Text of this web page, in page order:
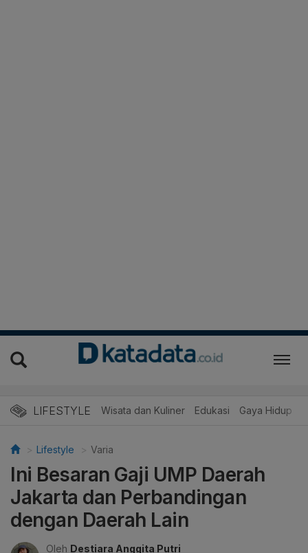
LIFESTYLE Wisata dan Kuliner Edukasi Gaya Hidup
Lifestyle Varia
Ini Besaran Gaji UMP Daerah
Jakarta dan Perbandingan
dengan Daerah Lain
Oleh Destiara Anggita Putri